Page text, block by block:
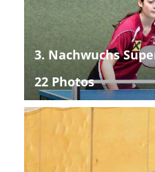
3. Nachwuchs
22 Photos